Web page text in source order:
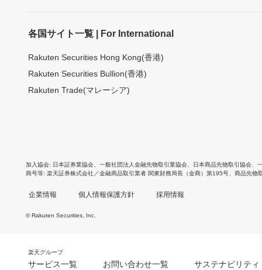
各国サイト一覧 | For International
Rakuten Securities Hong Kong(香港)
Rakuten Securities Bullion(香港)
Rakuten Trade(マレーシア)
加入協会 日本証券業協会 一般社団法人金融先物取引業協会 日本商品先物取引協会
商号等 楽天証券株式会社／金融商品取引業者 関東財務局長（金商）第195号、商品先物
企業情報 個人情報保護方針 採用情報
© Rakuten Securities, Inc.
楽天グループ
サービス一覧 お問い合わせ一覧 サステナビリティ